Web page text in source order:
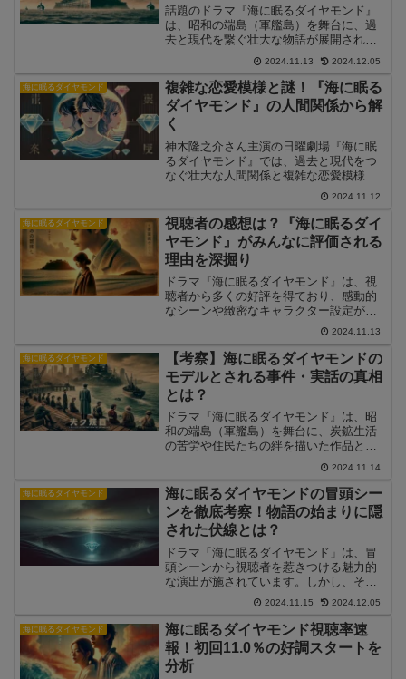
話題のドラマ『海に眠るダイヤモンド』
は、昭和の端島（軍艦島）を舞台に、過
去と現代を繋ぐ壮大な物語が展開されて
います。本作は実話ではありませんが、
端島の歴史背景をもとにしたフィクショ
ンで、リアリティのある映像とストーリ
ーが視聴者を惹きつけています。この記
事では、ドラマに描かれる端島の歴史
や、島の生活、過酷な労働環境について
詳しく解説していきます。
2024.11.13 2024.12.05
海に眠るダイヤモンド
複雑な恋愛模様と謎！『海に眠る
ダイヤモンド』の人間関係から解
く
神木隆之介さん主演の日曜劇場『海に眠
るダイヤモンド』では、過去と現代をつ
なぐ壮大な人間関係と複雑な恋愛模様が
描かれています。端島での恋愛の交錯や
秘められた思いが、視聴者の心を引きつ
け、多くの考察が飛び交う中で物語が進
展しています。本記事では、複雑に絡み
合うキャラクターたちの関係性とその背
後に潜む謎について解説していきます。
2024.11.12
海に眠るダイヤモンド
視聴者の感想は？『海に眠るダイ
ヤモンド』がみんなに評価される
理由を深掘り
ドラマ『海に眠るダイヤモンド』は、視
聴者から多くの好評を得ており、感動的
なシーンや緻密なキャラクター設定が評
価されています。神木隆之介さんの二役
を通して、過去と現代が繋がる物語が魅
力的に描かれ、SNSでも話題です。本記
事では、視聴者が感じた感想や評価のポ
イントを深掘りし、なぜこのドラマが注
目されるのかを解説します。
2024.11.13
海に眠るダイヤモンド
【考察】海に眠るダイヤモンドの
モデルとされる事件・実話の真相
とは？
ドラマ『海に眠るダイヤモンド』は、昭
和の端島（軍艦島）を舞台に、炭鉱生活
の苦労や住民たちの絆を描いた作品とし
て注目を集めています。端島の実話を背
景にしつつ、フィクションとして独自の
物語が展開されているこのドラマには、
当時の厳しい生活環境や人間模様が色濃
く反映されています。今回は、このドラ
マに影響を与えた実際の事件や実話の背
景について、詳細に考察します。
2024.11.14
海に眠るダイヤモンド
海に眠るダイヤモンドの冒頭シー
ンを徹底考察！物語の始まりに隠
された伏線とは？
ドラマ「海に眠るダイヤモンド」は、冒
頭シーンから視聴者を惹きつける魅力的
な演出が施されています。しかし、その
シーンには一見すると分かりにくい伏線
がいくつも隠されており、物語全体を理
解する鍵が詰まっています。本記事で
は、冒頭シーンの詳細な解説と、そこに
秘められた伏線が物語にどう影響を与え
るのかを徹底的に解説していきます。
2024.11.15 2024.12.05
海に眠るダイヤモンド
海に眠るダイヤモンド視聴率速
報！初回11.0％の好調スタートを
分析